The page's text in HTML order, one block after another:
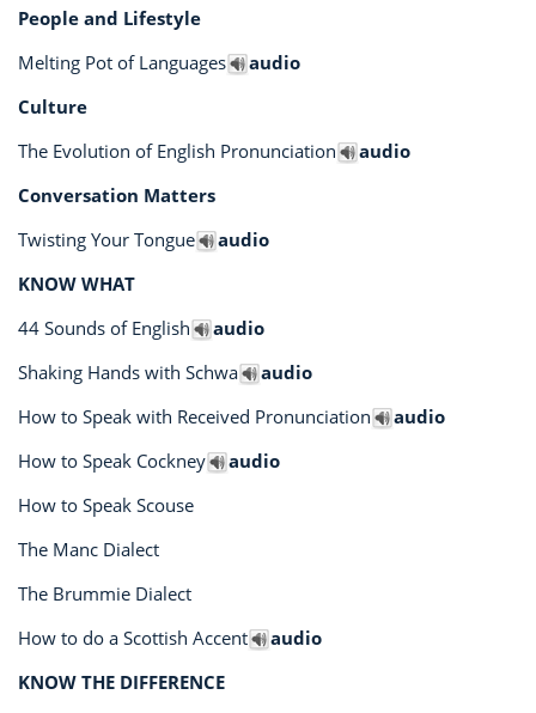
People and Lifestyle
Melting Pot of Languages
audio
Culture
The Evolution of English Pronunciation
audio
Conversation Matters
Twisting Your Tongue
audio
KNOW WHAT
44 Sounds of English
audio
Shaking Hands with Schwa
audio
How to Speak with Received Pronunciation
audio
How to Speak Cockney
audio
How to Speak Scouse
The Manc Dialect
The Brummie Dialect
How to do a Scottish Accent
audio
KNOW THE DIFFERENCE